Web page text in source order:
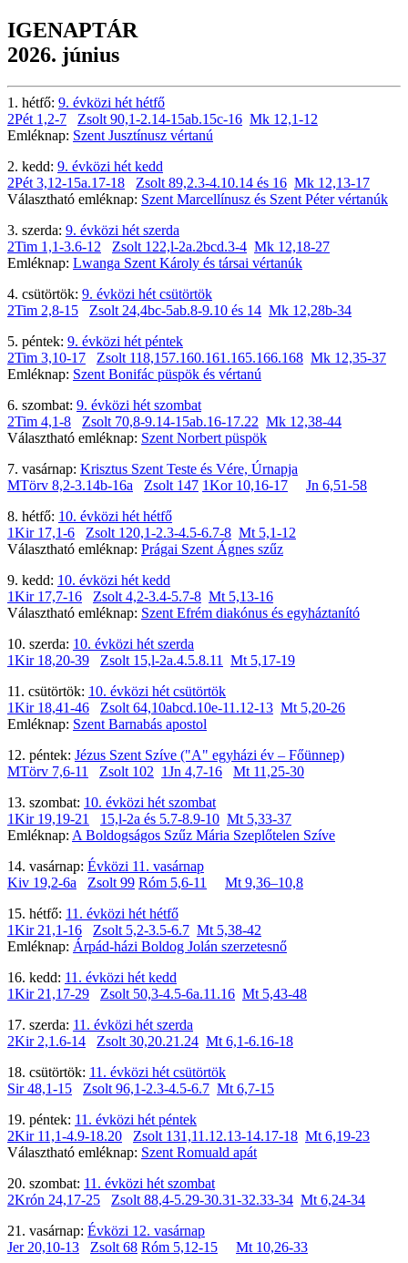
IGENAPTÁR
2026. június
1. hétfő: 9. évközi hét hétfő
2Pét 1,2-7
Zsolt 90,1-2.14-15ab.15c-16 Mk 12,1-12
Emléknap: Szent Jusztínusz vértanú
2. kedd: 9. évközi hét kedd
2Pét 3,12-15a.17-18
Zsolt 89,2.3-4.10.14 és 16 Mk 12,13-17
Választható emléknap: Szent Marcellínusz és Szent Péter vértanúk
3. szerda: 9. évközi hét szerda
2Tim 1,1-3.6-12
Zsolt 122,l-2a.2bcd.3-4 Mk 12,18-27
Emléknap: Lwanga Szent Károly és társai vértanúk
4. csütörtök: 9. évközi hét csütörtök
2Tim 2,8-15
Zsolt 24,4bc-5ab.8-9.10 és 14 Mk 12,28b-34
5. péntek: 9. évközi hét péntek
2Tim 3,10-17
Zsolt 118,157.160.161.165.166.168 Mk 12,35-37
Emléknap: Szent Bonifác püspök és vértanú
6. szombat: 9. évközi hét szombat
2Tim 4,1-8
Zsolt 70,8-9.14-15ab.16-17.22 Mk 12,38-44
Választható emléknap: Szent Norbert püspök
7. vasárnap: Krisztus Szent Teste és Vére, Úrnapja
MTörv 8,2-3.14b-16a
Zsolt 147 1Kor 10,16-17
Jn 6,51-58
8. hétfő: 10. évközi hét hétfő
1Kir 17,1-6
Zsolt 120,1-2.3-4.5-6.7-8 Mt 5,1-12
Választható emléknap: Prágai Szent Ágnes szűz
9. kedd: 10. évközi hét kedd
1Kir 17,7-16
Zsolt 4,2-3.4-5.7-8 Mt 5,13-16
Választható emléknap: Szent Efrém diakónus és egyháztanító
10. szerda: 10. évközi hét szerda
1Kir 18,20-39
Zsolt 15,l-2a.4.5.8.11
Mt 5,17-19
11. csütörtök: 10. évközi hét csütörtök
1Kir 18,41-46
Zsolt 64,10abcd.10e-11.12-13 Mt 5,20-26
Emléknap: Szent Barnabás apostol
12. péntek: Jézus Szent Szíve ("A" egyházi év – Főünnep)
MTörv 7,6-11
Zsolt 102 1Jn 4,7-16
Mt 11,25-30
13. szombat: 10. évközi hét szombat
1Kir 19,19-21
15,l-2a és 5.7-8.9-10 Mt 5,33-37
Emléknap: A Boldogságos Szűz Mária Szeplőtelen Szíve
14. vasárnap: Évközi 11. vasárnap
Kiv 19,2-6a
Zsolt 99 Róm 5,6-11
Mt 9,36–10,8
15. hétfő: 11. évközi hét hétfő
1Kir 21,1-16
Zsolt 5,2-3.5-6.7 Mt 5,38-42
Emléknap: Árpád-házi Boldog Jolán szerzetesnő
16. kedd: 11. évközi hét kedd
1Kir 21,17-29
Zsolt 50,3-4.5-6a.11.16 Mt 5,43-48
17. szerda: 11. évközi hét szerda
2Kir 2,1.6-14
Zsolt 30,20.21.24 Mt 6,1-6.16-18
18. csütörtök: 11. évközi hét csütörtök
Sir 48,1-15
Zsolt 96,1-2.3-4.5-6.7 Mt 6,7-15
19. péntek: 11. évközi hét péntek
2Kir 11,1-4.9-18.20
Zsolt 131,11.12.13-14.17-18 Mt 6,19-23
Választható emléknap: Szent Romuald apát
20. szombat: 11. évközi hét szombat
2Krón 24,17-25
Zsolt 88,4-5.29-30.31-32.33-34 Mt 6,24-34
21. vasárnap: Évközi 12. vasárnap
Jer 20,10-13
Zsolt 68 Róm 5,12-15
Mt 10,26-33